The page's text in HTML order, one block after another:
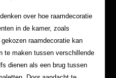
over hoe raamdecoratie
in de kamer, zoals
raamdecoratie kan
te maken tussen verschillende
dienen als een brug tussen